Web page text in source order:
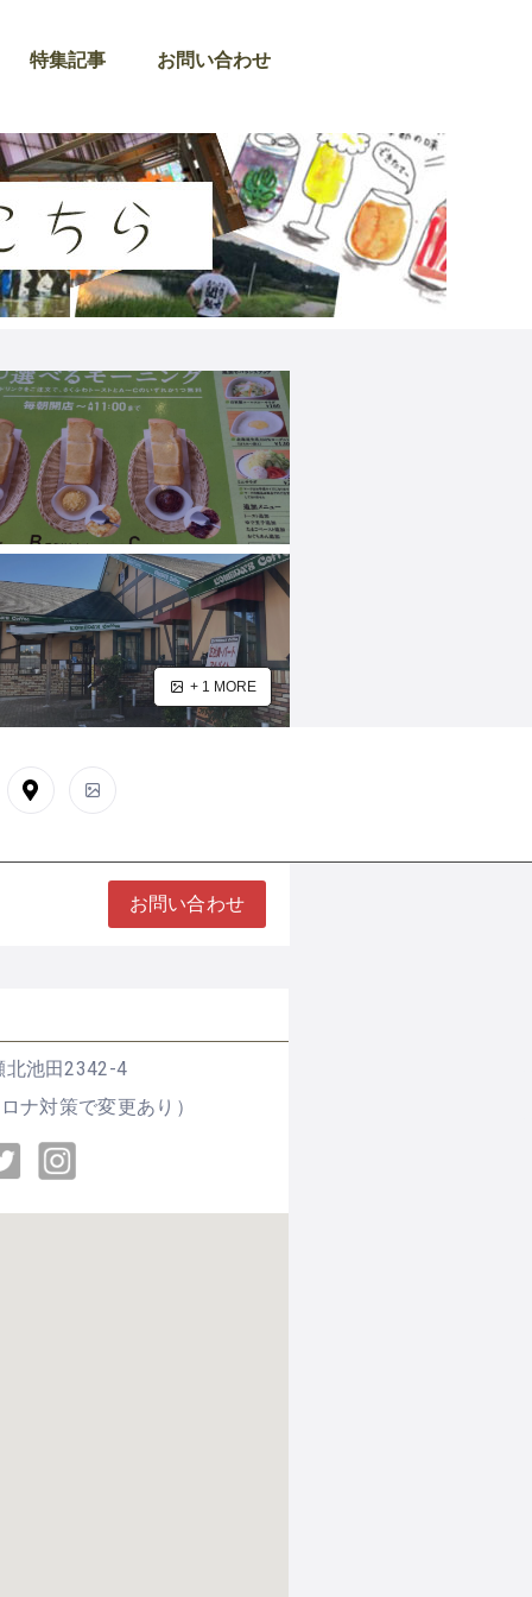
特集記事 お問い合わせ
+ 1 MORE
北池田2342-4
ナ対策で変更あり）